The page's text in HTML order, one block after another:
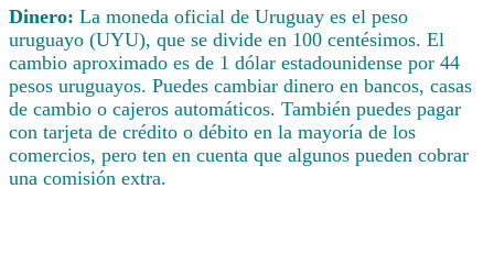
Dinero: La moneda oficial de Uruguay es el peso
uruguayo (UYU), que se divide en 100 centésimos. El
cambio aproximado es de 1 dólar estadounidense por 44
pesos uruguayos. Puedes cambiar dinero en bancos, casas
de cambio o cajeros automáticos. También puedes pagar
con tarjeta de crédito o débito en la mayoría de los
comercios, pero ten en cuenta que algunos pueden cobrar
una comisión extra.